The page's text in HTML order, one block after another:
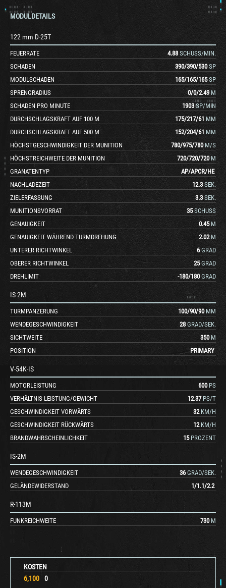
KOSTEN
6,100
0
MODULDETAILS
122 mm D-25T
FEUERRATE 4.88 SCHUSS/MIN.
SCHADEN
390/390/530 SP
MODULSCHADEN
165/165/165 SP
SPRENGRADIUS
0/0/2.49 M
SCHADEN PRO MINUTE
1903 SP/MIN
DURCHSCHLAGSKRAFT AUF 100 M
175/217/61 MM
DURCHSCHLAGSKRAFT AUF 500 M
152/204/61 MM
HÖCHSTGESCHWINDIGKEIT DER MUNITION
780/975/780 M/S
HÖCHSTREICHWEITE DER MUNITION
720/720/720 M
GRANATENTYP
AP/APCR/HE
NACHLADEZEIT
12.3 SEK.
ZIELERFASSUNG
3.3 SEK.
MUNITIONSVORRAT
35 SCHUSS
GENAUIGKEIT
0.45 M
GENAUIGKEIT WÄHREND TURMDREHUNG
2.02 M
UNTERER RICHTWINKEL
6 GRAD
OBERER RICHTWINKEL
25 GRAD
DREHLIMIT
-180/180 GRAD
IS-2M
TURMPANZERUNG 100/90/90 MM
WENDEGESCHWINDIGKEIT
28 GRAD/SEK.
SICHTWEITE
350 M
POSITION
PRIMARY
V-54K-IS
MOTORLEISTUNG 600 PS
VERHÄLTNIS LEISTUNG/GEWICHT
12.37 PS/T
GESCHWINDIGKEIT VORWÄRTS
32 KM/H
GESCHWINDIGKEIT RÜCKWÄRTS
12 KM/H
BRANDWAHRSCHEINLICHKEIT
15 PROZENT
IS-2M
WENDEGESCHWINDIGKEIT 36 GRAD/SEK.
GELÄNDEWIDERSTAND
1/1.1/2.2
R-113M
FUNKREICHWEITE 730 M